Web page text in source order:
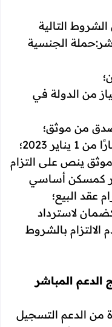
التالية
الجنسية
من الدولة في
من موثق؛
2023؛
موثق ينص على التزام
كمسكن أساسي
عقد البيع؛
لاسترداد
بالشروط
المباشر
من الدعم التسجيل